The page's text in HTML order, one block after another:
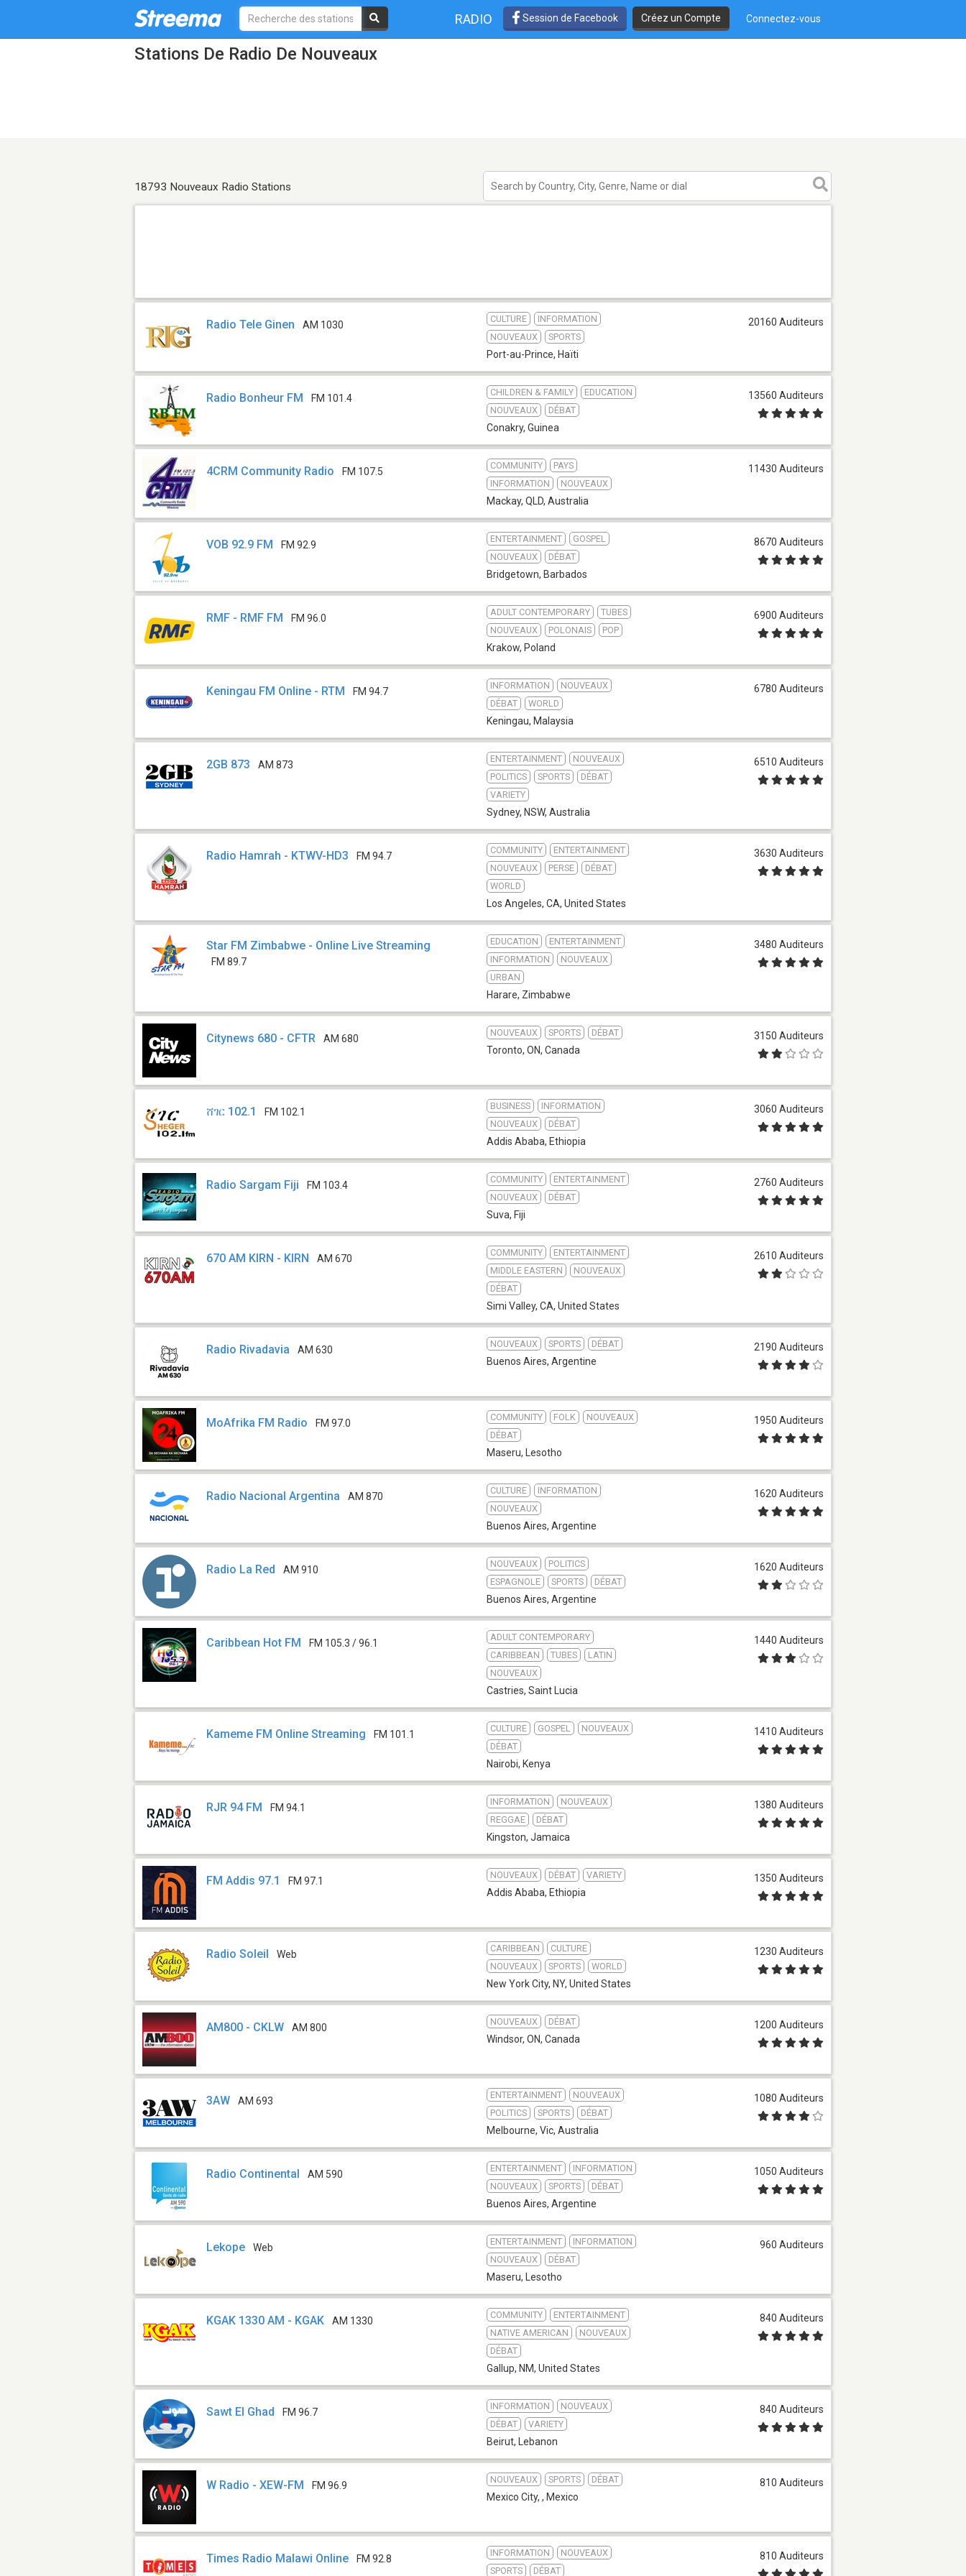
RADIO Session de Facebook Créez un Compte Connectez-vous
Stations De Radio De Nouveaux
18793 Nouveaux Radio Stations
Radio Tele Ginen AM 1030
CULTURE
INFORMATION
NOUVEAUX
SPORTS
Port-au-Prince, Haïti
20160 Auditeurs
Radio Bonheur FM FM 101.4
CHILDREN & FAMILY
EDUCATION
NOUVEAUX
DÉBAT
Conakry, Guinea
13560 Auditeurs
4CRM Community Radio FM 107.5
COMMUNITY
PAYS
INFORMATION
NOUVEAUX
Mackay, QLD, Australia
11430 Auditeurs
VOB 92.9 FM FM 92.9
ENTERTAINMENT
GOSPEL
NOUVEAUX
DÉBAT
Bridgetown, Barbados
8670 Auditeurs
RMF - RMF FM FM 96.0
ADULT CONTEMPORARY
TUBES
NOUVEAUX
POLONAIS POP
Krakow, Poland
6900 Auditeurs
Keningau FM Online - RTM FM 94.7
INFORMATION
NOUVEAUX
DÉBAT
WORLD
Keningau, Malaysia
6780 Auditeurs
2GB 873 AM 873
ENTERTAINMENT
NOUVEAUX
POLITICS
SPORTS
DÉBAT
VARIETY
Sydney, NSW, Australia
6510 Auditeurs
Radio Hamrah - KTWV-HD3 FM 94.7
COMMUNITY
ENTERTAINMENT
NOUVEAUX
PERSE
DÉBAT
WORLD
Los Angeles, CA, United States
3630 Auditeurs
Star FM Zimbabwe - Online Live Streaming
FM 89.7
EDUCATION
ENTERTAINMENT
INFORMATION
NOUVEAUX
URBAN
Harare, Zimbabwe
3480 Auditeurs
Citynews 680 - CFTR AM 680
NOUVEAUX SPORTS DÉBAT
Toronto, ON, Canada
3150 Auditeurs
ሸገር 102.1 FM 102.1
BUSINESS
INFORMATION
NOUVEAUX
DÉBAT
Addis Ababa, Ethiopia
3060 Auditeurs
Radio Sargam Fiji FM 103.4
COMMUNITY
ENTERTAINMENT
NOUVEAUX
DÉBAT
Suva, Fiji
2760 Auditeurs
670 AM KIRN - KIRN AM 670
COMMUNITY
ENTERTAINMENT
MIDDLE EASTERN
NOUVEAUX
DÉBAT
Simi Valley, CA, United States
2610 Auditeurs
Radio Rivadavia AM 630
NOUVEAUX SPORTS DÉBAT
Buenos Aires, Argentine
2190 Auditeurs
MoAfrika FM Radio FM 97.0
COMMUNITY FOLK
NOUVEAUX
DÉBAT
Maseru, Lesotho
1950 Auditeurs
Radio Nacional Argentina AM 870
CULTURE
INFORMATION
NOUVEAUX
Buenos Aires, Argentine
1620 Auditeurs
Radio La Red AM 910
NOUVEAUX
POLITICS
ESPAGNOLE
SPORTS DÉBAT
Buenos Aires, Argentine
1620 Auditeurs
Caribbean Hot FM FM 105.3 / 96.1
ADULT CONTEMPORARY
CARIBBEAN
TUBES
LATIN
NOUVEAUX
Castries, Saint Lucia
1440 Auditeurs
Kameme FM Online Streaming FM 101.1
CULTURE GOSPEL
NOUVEAUX
DÉBAT
Nairobi, Kenya
1410 Auditeurs
RJR 94 FM FM 94.1
INFORMATION
NOUVEAUX
REGGAE
DÉBAT
Kingston, Jamaica
1380 Auditeurs
FM Addis 97.1 FM 97.1
NOUVEAUX DÉBAT VARIETY
Addis Ababa, Ethiopia
1350 Auditeurs
Radio Soleil Web
CARIBBEAN
CULTURE
NOUVEAUX
SPORTS WORLD
New York City, NY, United States
1230 Auditeurs
AM800 - CKLW AM 800
NOUVEAUX DÉBAT
Windsor, ON, Canada
1200 Auditeurs
3AW AM 693
ENTERTAINMENT
NOUVEAUX
POLITICS
SPORTS DÉBAT
Melbourne, Vic, Australia
1080 Auditeurs
Radio Continental AM 590
ENTERTAINMENT
INFORMATION
NOUVEAUX
SPORTS DÉBAT
Buenos Aires, Argentine
1050 Auditeurs
Lekope Web
ENTERTAINMENT
INFORMATION
NOUVEAUX
DÉBAT
Maseru, Lesotho
960 Auditeurs
KGAK 1330 AM - KGAK AM 1330
COMMUNITY
ENTERTAINMENT
NATIVE AMERICAN
NOUVEAUX
DÉBAT
Gallup, NM, United States
840 Auditeurs
Sawt El Ghad FM 96.7
INFORMATION
NOUVEAUX
DÉBAT
VARIETY
Beirut, Lebanon
840 Auditeurs
W Radio - XEW-FM FM 96.9
NOUVEAUX SPORTS DÉBAT
Mexico City, , Mexico
810 Auditeurs
Times Radio Malawi Online FM 92.8
INFORMATION
NOUVEAUX
SPORTS
DÉBAT
810 Auditeurs